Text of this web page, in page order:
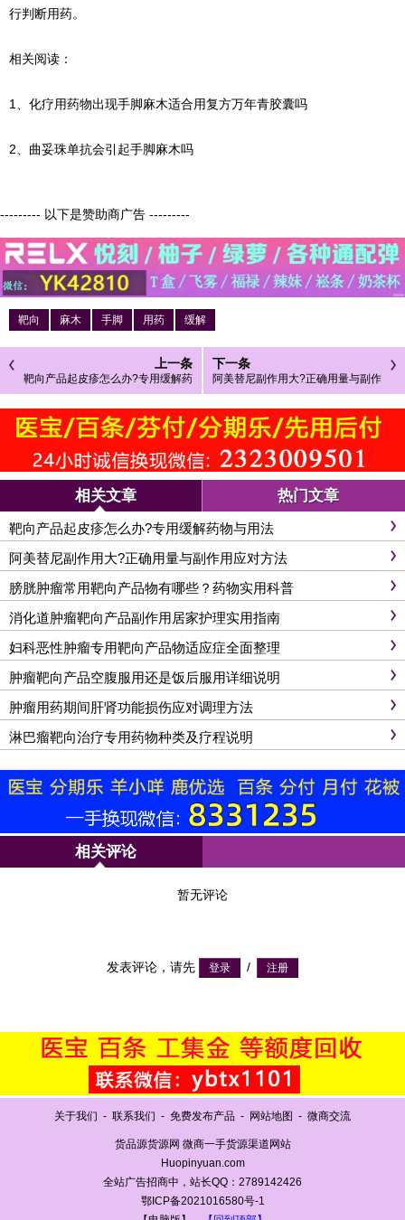
行判断用药。
相关阅读：
1、化疗用药物出现手脚麻木适合用复方万年青胶囊吗
2、曲妥珠单抗会引起手脚麻木吗
--------- 以下是赞助商广告 ---------
靶向 麻木 手脚 用药 缓解
上一条
靶向产品起皮疹怎么办?专用缓解药
物与用法
下一条
阿美替尼副作用大?正确用量与副作
用应对方法
相关文章 热门文章
靶向产品起皮疹怎么办?专用缓解药物与用法
阿美替尼副作用大?正确用量与副作用应对方法
膀胱肿瘤常用靶向产品物有哪些？药物实用科普
消化道肿瘤靶向产品副作用居家护理实用指南
妇科恶性肿瘤专用靶向产品物适应症全面整理
肿瘤靶向产品空腹服用还是饭后服用详细说明
肿瘤用药期间肝肾功能损伤应对调理方法
淋巴瘤靶向治疗专用药物种类及疗程说明
相关评论
暂无评论
发表评论，请先 /
关于我们 - 联系我们 - 免费发布产品 - 网站地图 - 微商交流
货品源货源网 微商一手货源渠道网站
Huopinyuan.com
全站广告招商中，站长QQ：2789142426
鄂ICP备2021016580号-1